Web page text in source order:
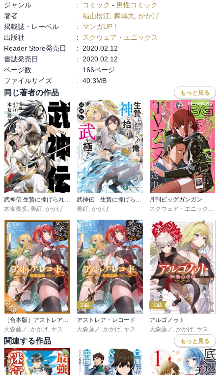
ジャンル : コミック - 男性コミック
著者
: 福山松江 舞嶋大 かかげ
掲載誌・レーベル
:
マンガUP！
出版社
:
スクウェア・エニックス
Reader Store発売日
:
2020.02.12
書誌発売日
:
2020.02.12
ページ数
:
166ページ
ファイルサイズ
: 40.3MB
同じ著者の作品 もっと見る
武神伝 生贄に捧げられた俺は、神に拾われ武を極める
木友奏多, 美紅, かかげ
武神伝 生贄に捧げられた俺は、神に拾われ武を極める
美紅, かかげ
月刊ビッグガンガン
スクウェア・エニックス
大森藤ノ かかげ ヤスダスズヒト
完結
アストレア・レコード
大森藤ノ かかげ ヤスダスズヒト
完結
アルゴノゥト
大森藤ノ かかげ ヤスダスズヒト
関連する作品 もっと見る